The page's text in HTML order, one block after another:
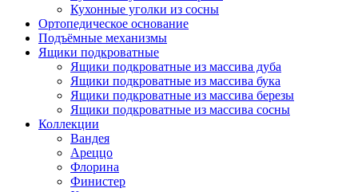
Кухонные уголки из сосны
Ортопедическое основание
Подъёмные механизмы
Ящики подкроватные
Ящики подкроватные из массива дуба
Ящики подкроватные из массива бука
Ящики подкроватные из массива березы
Ящики подкроватные из массива сосны
Коллекции
Вандея
Ареццо
Флорина
Финистер